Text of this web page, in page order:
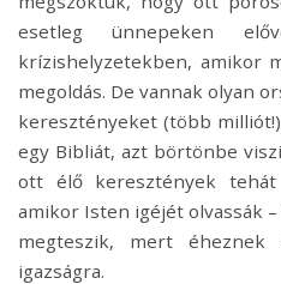
esetleg ünnepeken
krízishelyzetekben, amikor
megoldás. De vannak olyan
keresztényeket (több
egy Bibliát, azt börtönbe
ott élő keresztények tehát
amikor Isten igéjét olvassák
megteszik, mert éheznek
igazságra.